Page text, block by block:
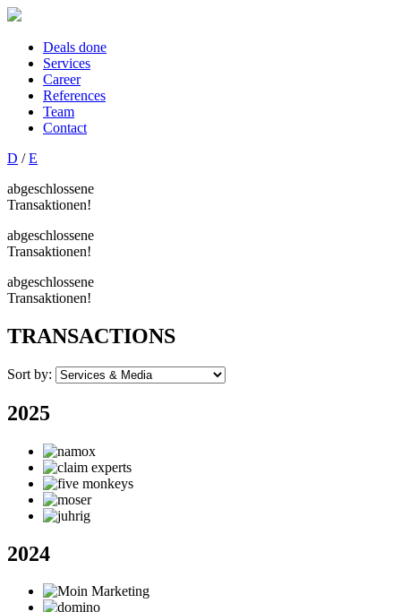
Deals done
Services
Career
References
Team
Contact
D /E
abgeschlossene
Transaktionen!
abgeschlossene
Transaktionen!
abgeschlossene
Transaktionen!
TRANSACTIONS
Sort by:
2025
2024